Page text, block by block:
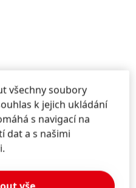
všechny soubory
k jejich ukládání
s navigací na
dat a s našimi